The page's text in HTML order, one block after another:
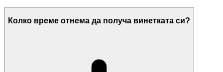
Колко време отнема да получа винетката си?